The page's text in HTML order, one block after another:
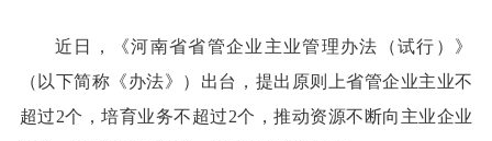
近日，《河南省省管企业主业管理办法（试行）》
（以下简称《办法》）出台，提出原则上省管企业主业不
超过2个，培育业务不超过2个，推动资源不断向主业企业